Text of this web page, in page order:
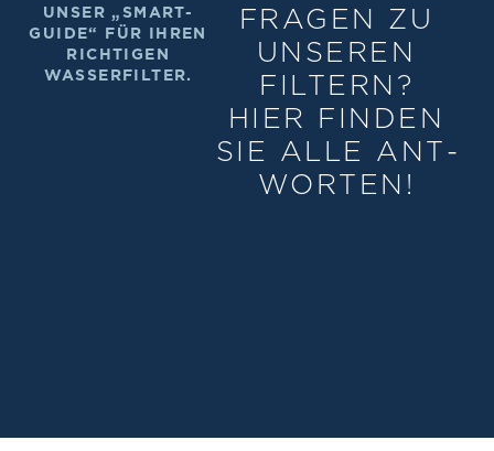
UNSER „SMART-
GUIDE“ FÜR IHREN
RICHTIGEN
WASSERFILTER.
FRAGEN ZU
UNSEREN
FILTERN?
HIER FINDEN
SIE ALLE ANT­
WORTEN!